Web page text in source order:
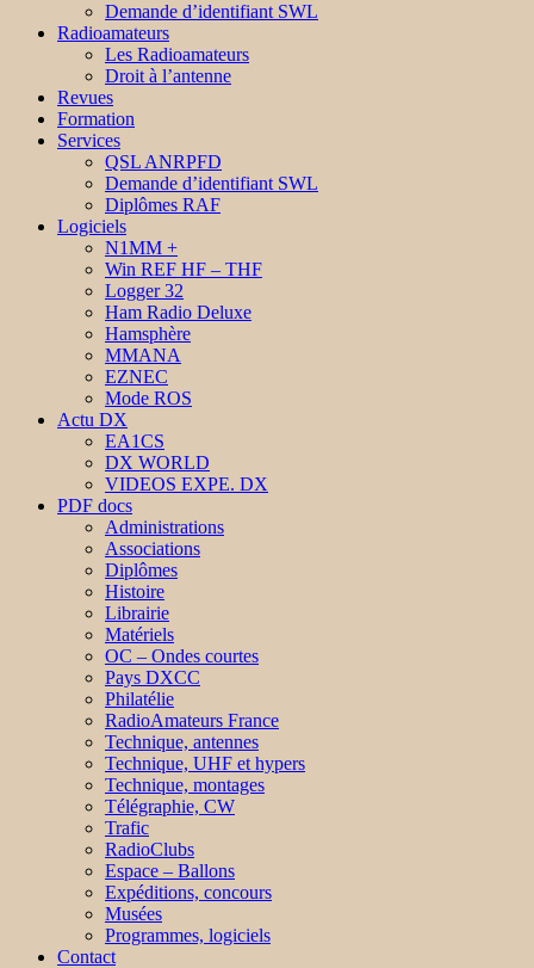
Demande d’identifiant SWL
Radioamateurs
Les Radioamateurs
Droit à l’antenne
Revues
Formation
Services
QSL ANRPFD
Demande d’identifiant SWL
Diplômes RAF
Logiciels
N1MM +
Win REF HF – THF
Logger 32
Ham Radio Deluxe
Hamsphère
MMANA
EZNEC
Mode ROS
Actu DX
EA1CS
DX WORLD
VIDEOS EXPE. DX
PDF docs
Administrations
Associations
Diplômes
Histoire
Librairie
Matériels
OC – Ondes courtes
Pays DXCC
Philatélie
RadioAmateurs France
Technique, antennes
Technique, UHF et hypers
Technique, montages
Télégraphie, CW
Trafic
RadioClubs
Espace – Ballons
Expéditions, concours
Musées
Programmes, logiciels
Contact